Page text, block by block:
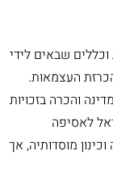
שבאים לידי
העצמאות.
והכרה בזכויות
לאסיפה
מוסדותיה, אך